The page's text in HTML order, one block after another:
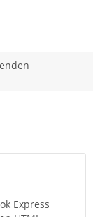
Express